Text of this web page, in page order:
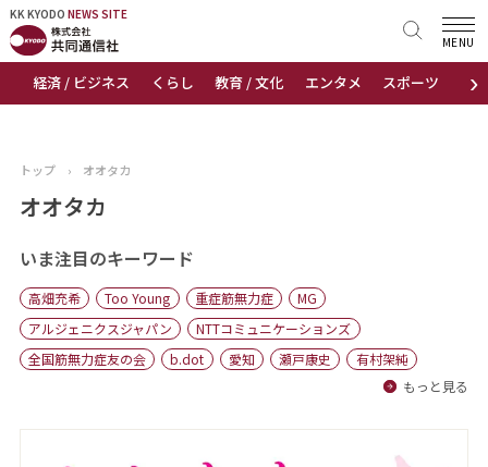
KK KYODO NEWS SITE
›
経済 / ビジネス くらし 教育 / 文化 エンタメ スポーツ 地域
MENU
KK KYODONEWS SITE
トップページ
ニュース
おすすめコンテンツ
出版物
会社概要
トップ › オオタカ
オオタカ
いま注目のキーワード
高畑充希 Too Young 重症筋無力症
MG
アルジェニクスジャパン
NTTコミュニケーションズ
全国筋無力症友の会
b.dot 愛知 瀬戸康史
有村架純
もっと見る